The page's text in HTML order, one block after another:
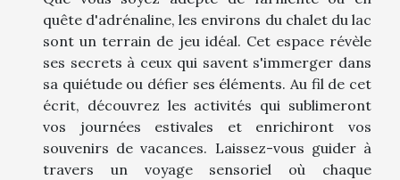
quête d'adrénaline, les environs du chalet du lac
sont un terrain de jeu idéal. Cet espace révèle
ses secrets à ceux qui savent s'immerger dans
sa quiétude ou défier ses éléments. Au fil de cet
écrit, découvrez les activités qui sublimeront
vos journées estivales et enrichiront vos
souvenirs de vacances. Laissez-vous guider à
travers un voyage sensoriel où chaque